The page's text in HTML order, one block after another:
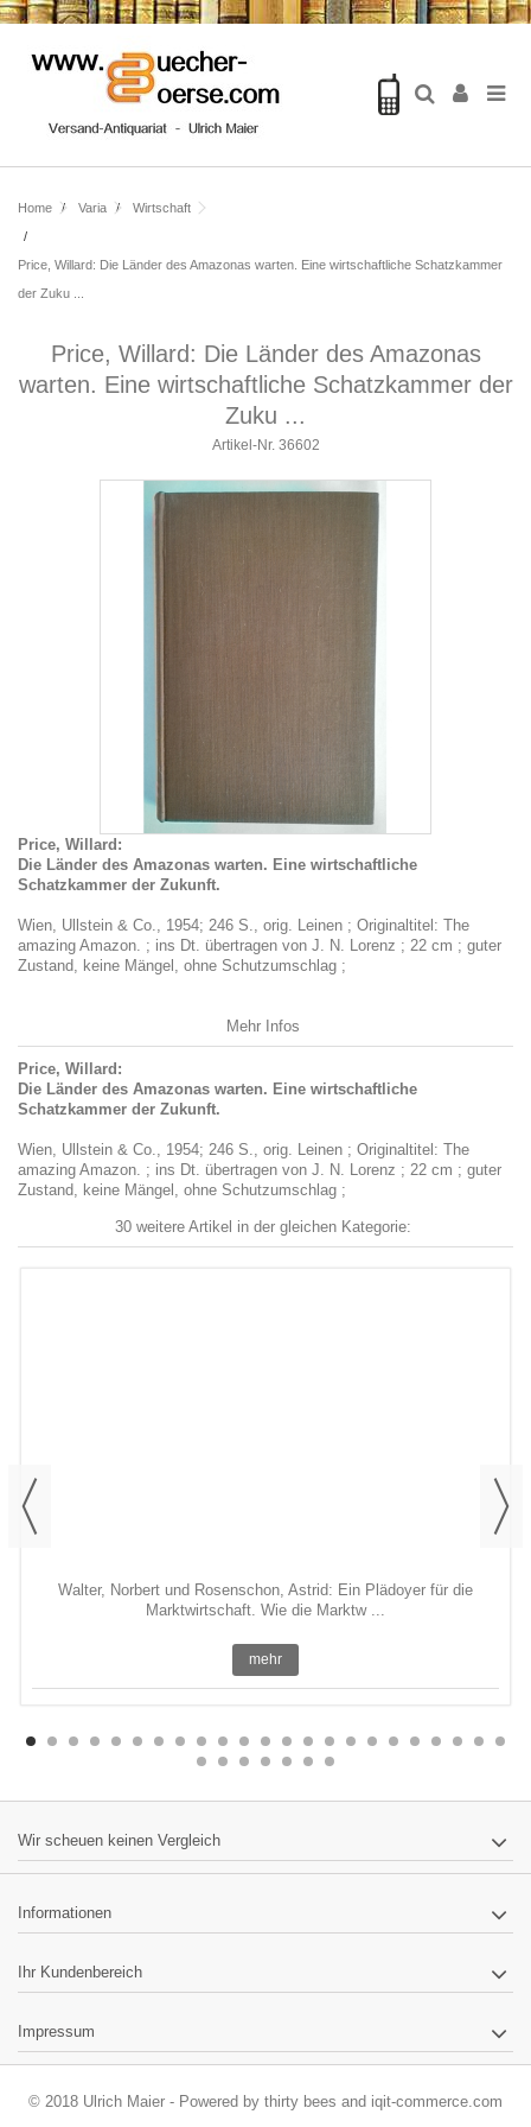
Home Varia Wirtschaft
Price, Willard: Die Länder des Amazonas warten. Eine wirtschaftliche Schatzkammer
der Zuku ...
Price, Willard: Die Länder des Amazonas
warten. Eine wirtschaftliche Schatzkammer der
Zuku ...
Artikel-Nr. 36602
Price, Willard:
Die Länder des Amazonas warten. Eine wirtschaftliche
Schatzkammer der Zukunft.
Wien, Ullstein & Co., 1954; 246 S., orig. Leinen ; Originaltitel: The
amazing Amazon. ; ins Dt. übertragen von J. N. Lorenz ; 22 cm ; guter
Zustand, keine Mängel, ohne Schutzumschlag ;
Mehr Infos
Price, Willard:
Die Länder des Amazonas warten. Eine wirtschaftliche
Schatzkammer der Zukunft.
Wien, Ullstein & Co., 1954; 246 S., orig. Leinen ; Originaltitel: The
amazing Amazon. ; ins Dt. übertragen von J. N. Lorenz ; 22 cm ; guter
Zustand, keine Mängel, ohne Schutzumschlag ;
30 weitere Artikel in der gleichen Kategorie:
Walter, Norbert und Rosenschon, Astrid: Ein Plädoyer für die
Marktwirtschaft. Wie die Marktw ...
mehr
Wir scheuen keinen Vergleich
Informationen
Ihr Kundenbereich
Impressum
© 2018 Ulrich Maier - Powered by thirty bees and iqit-commerce.com